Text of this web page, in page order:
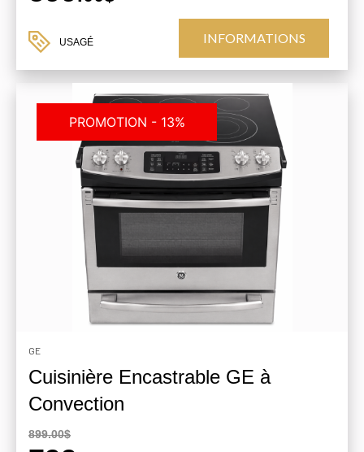
USAGÉ INFORMATIONS
PROMOTION - 13%
GE
Cuisinière Encastrable GE à
Convection
899.00$